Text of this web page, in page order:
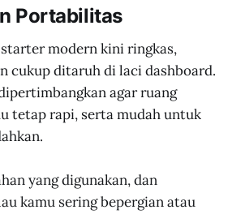
Portabilitas
modern kini ringkas,
cukup ditaruh di laci dashboard.
agar ruang
tetap rapi, serta mudah untuk
yang digunakan, dan
kamu sering bepergian atau